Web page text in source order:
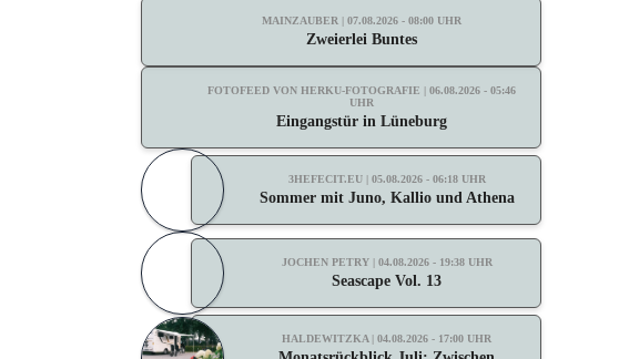
MAINZAUBER | 07.08.2026 - 08:00 UHR
Zweierlei Buntes
FOTOFEED VON HERKU-FOTOGRAFIE | 06.08.2026 - 05:46
UHR
Eingangstür in Lüneburg
3HEFECIT.EU | 05.08.2026 - 06:18 UHR
Sommer mit Juno, Kallio und Athena
JOCHEN PETRY | 04.08.2026 - 19:38 UHR
Seascape Vol. 13
HALDEWITZKA | 04.08.2026 - 17:00 UHR